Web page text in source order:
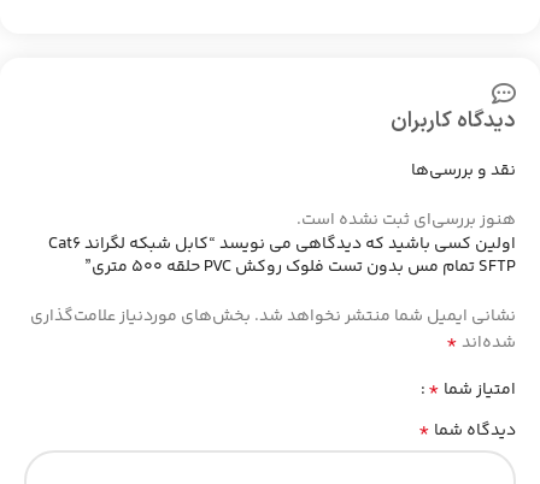
دیدگاه کاربران
نقد و بررسی‌ها
هنوز بررسی‌ای ثبت نشده است.
اولین کسی باشید که دیدگاهی می نویسد “کابل شبکه لگراند Cat6
SFTP تمام مس بدون تست فلوک روکش PVC حلقه 500 متری”
نشانی ایمیل شما منتشر نخواهد شد. بخش‌های موردنیاز علامت‌گذاری
شده‌اند*
امتیاز شما *
دیدگاه شما *